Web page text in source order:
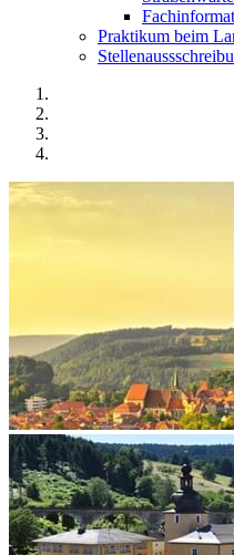
Praktikum beim